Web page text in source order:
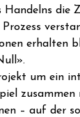
Handelns die
erhalten
um ein
– auf der